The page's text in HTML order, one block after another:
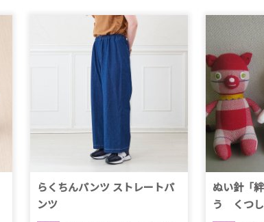
らくちんパンツ ストレートパ
ンツ
ぬい針「
う くつし